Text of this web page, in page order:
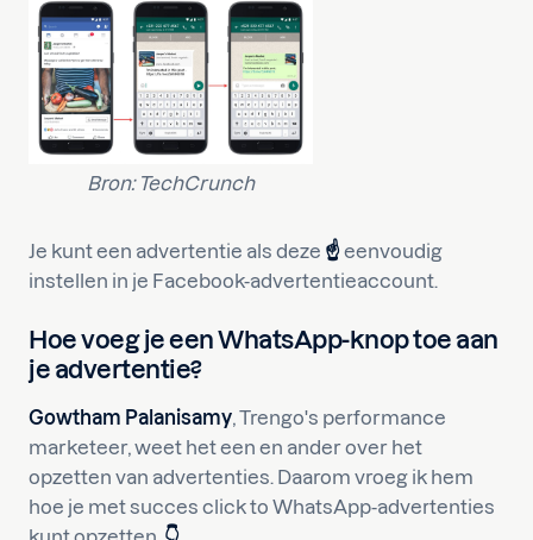
Bron: TechCrunch
Je kunt een advertentie als deze ☝️eenvoudig
instellen in je Facebook-advertentieaccount.
Hoe voeg je een WhatsApp-knop toe aan
je advertentie?
Gowtham Palanisamy, Trengo's performance
marketeer, weet het een en ander over het
opzetten van advertenties. Daarom vroeg ik hem
hoe je met succes click to WhatsApp-advertenties